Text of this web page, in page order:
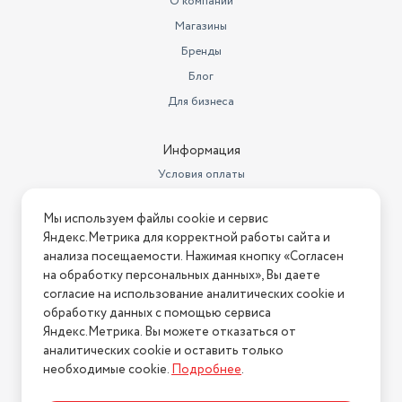
прозрачный пластик
2.36
Магазины
Бренды
Блог
Для бизнеса
Информация
Условия оплаты
Условия возврата
Нашли ошибку на сайте? Напишите нам
2026 © Интернет-магазин "АстМаркет". У нас есть всё!
Политика конфиденциальности
Мы используем файлы cookie и сервис
Яндекс.Метрика для корректной работы сайта и
анализа посещаемости. Нажимая кнопку «Согласен
на обработку персональных данных», Вы даете
согласие на использование аналитических cookie и
обработку данных с помощью сервиса
Яндекс.Метрика. Вы можете отказаться от
аналитических cookie и оставить только
необходимые cookie.Подробнее.